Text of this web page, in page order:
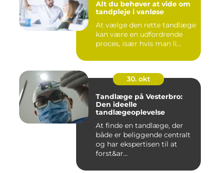
Alt du behøver at vide om
tandpleje i vanløse
At vælge den rette tandlæge
kan være en udfordrende
proces, især hvis man li...
30. okt
Tandlæge på Vesterbro:
Den ideelle
tandlægeoplevelse
At finde en tandlæge, der
både er beliggende centralt
og har ekspertisen til at
forst&ar...